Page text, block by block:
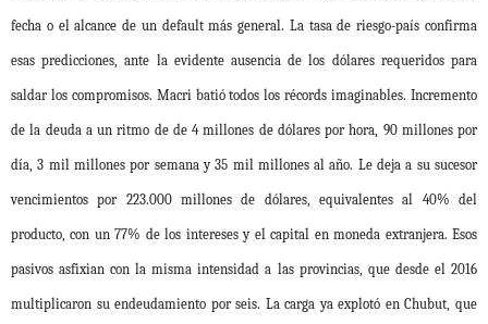
fecha o el alcance de un default más general. La tasa de riesgo-país confirma
esas predicciones, ante la evidente ausencia de los dólares requeridos para
saldar los compromisos. Macri batió todos los récords imaginables. Incremento
de la deuda a un ritmo de de 4 millones de dólares por hora, 90 millones por
día, 3 mil millones por semana y 35 mil millones al año. Le deja a su sucesor
vencimientos por 223.000 millones de dólares, equivalentes al 40% del
producto, con un 77% de los intereses y el capital en moneda extranjera. Esos
pasivos asfixian con la misma intensidad a las provincias, que desde el 2016
multiplicaron su endeudamiento por seis. La carga ya explotó en Chubut, que